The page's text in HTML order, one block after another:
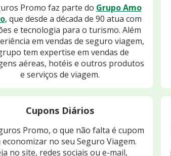
Promo faz parte do Grupo Amo
, que desde a década de 90 atua com
e tecnologia para o turismo. Além
em vendas de seguro viagem,
tem expertise em vendas de
aéreas, hotéis e outros produtos
e serviços de viagem.
Cupons Diários
Promo, o que não falta é cupom
economizar no seu Seguro Viagem.
no site, redes sociais ou e-mail,